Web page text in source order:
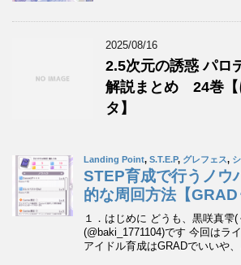
2025/08/16
2.5次元の誘惑 パロ
解説まとめ 24巻【
タ】